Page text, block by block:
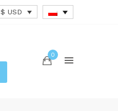
$ USD
0